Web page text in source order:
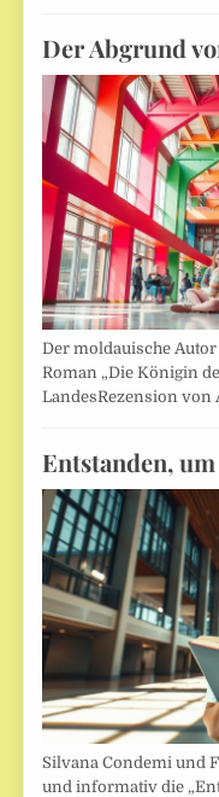
Der Abgrund
Der moldauische
Roman „Die Königin
LandesRezension
Entstanden,
Silvana Condemi und
und informativ die